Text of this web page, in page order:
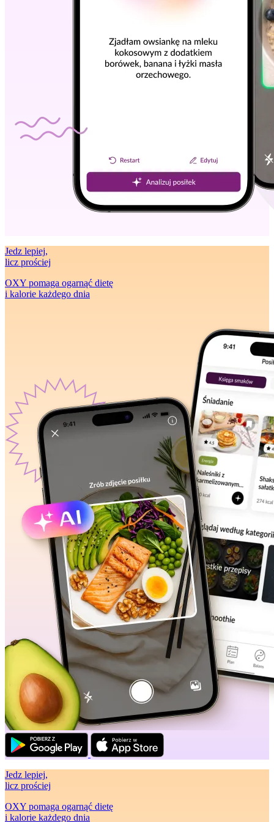
Jedz lepiej,
licz prościej
OXY pomaga ogarnąć dietę
i kalorie każdego dnia
Jedz lepiej,
licz prościej
OXY pomaga ogarnąć dietę
i kalorie każdego dnia